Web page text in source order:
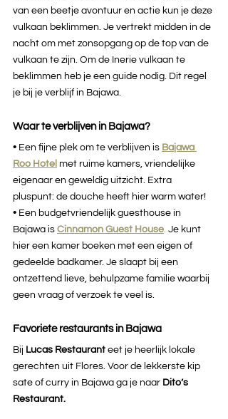
van een beetje avontuur en actie kun je deze
vulkaan beklimmen. Je vertrekt midden in de
nacht om met zonsopgang op de top van de
vulkaan te zijn. Om de Inerie vulkaan te
beklimmen heb je een guide nodig. Dit regel
je bij je verblijf in Bajawa.
Waar te verblijven in Bajawa?
• Een fijne plek om te verblijven is Bajawa
Roo Hotel met ruime kamers, vriendelijke
eigenaar en geweldig uitzicht. Extra
pluspunt: de douche heeft hier warm water!
• Een budgetvriendelijk guesthouse in
Bajawa is Cinnamon Guest House. Je kunt
hier een kamer boeken met een eigen of
gedeelde badkamer. Je slaapt bij een
ontzettend lieve, behulpzame familie waarbij
geen vraag of verzoek te veel is.
Favoriete restaurants in Bajawa
Bij Lucas Restaurant eet je heerlijk lokale
gerechten uit Flores. Voor de lekkerste kip
sate of curry in Bajawa ga je naar Dito’s
Restaurant.